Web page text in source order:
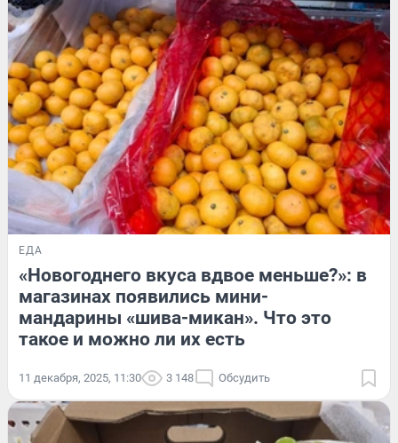
ЕДА
«Новогоднего вкуса вдвое меньше?»: в
магазинах появились мини-
мандарины «шива-микан». Что это
такое и можно ли их есть
11 декабря, 2025, 11:30 3 148 Обсудить